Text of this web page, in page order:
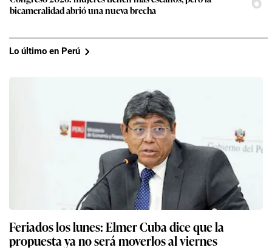
bicameralidad abrió una nueva brecha
Lo último en Perú
Feriados los lunes: Elmer Cuba dice que la
propuesta ya no será moverlos al viernes